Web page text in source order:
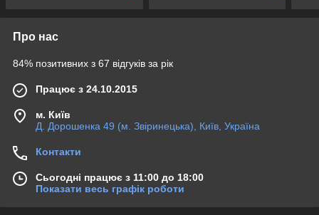
Про нас
84% позитивних з 67 відгуків за рік
Працює з 24.10.2015
м. Київ
Д. Дорошенка 49 (м. Звіринецька), Київ, Україна
Контакти
Сьогодні працює з 11:00 до 18:00
Показати весь графік роботи